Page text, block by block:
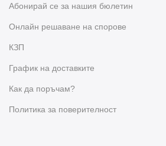
Абонирай се за нашия бюлетин
Oнлайн решаване на спорове
КЗП
График на доставките
Как да поръчам?
Политика за поверителност